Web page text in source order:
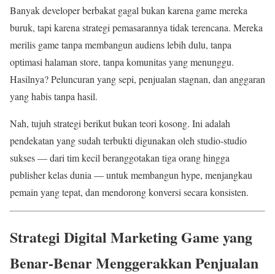
Banyak developer berbakat gagal bukan karena game mereka
buruk, tapi karena strategi pemasarannya tidak terencana. Mereka
merilis game tanpa membangun audiens lebih dulu, tanpa
optimasi halaman store, tanpa komunitas yang menunggu.
Hasilnya? Peluncuran yang sepi, penjualan stagnan, dan anggaran
yang habis tanpa hasil.
Nah, tujuh strategi berikut bukan teori kosong. Ini adalah
pendekatan yang sudah terbukti digunakan oleh studio-studio
sukses — dari tim kecil beranggotakan tiga orang hingga
publisher kelas dunia — untuk membangun hype, menjangkau
pemain yang tepat, dan mendorong konversi secara konsisten.
Strategi Digital Marketing Game yang
Benar-Benar Menggerakkan Penjualan